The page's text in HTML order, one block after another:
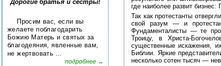
Дорогие братья и сестры!
Просим вас, если вы
желаете поблагодарить
Божию Матерь и святых за
благодеяния, явленные вам,
не жертвовать ...
подробнее →
где наиболее развит
Так как протестанты
свой разум — и
Фундаменталисты — те
Троицу, в Христа-
существенные искажения,
Библии. Яркие
несколько сотен тысяч —